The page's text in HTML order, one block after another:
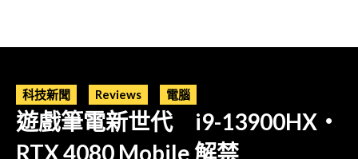
科技新聞 Reviews 電腦
遊戲筆電新世代 i9-13900HX‧
RTX 4080 Mobile 解禁